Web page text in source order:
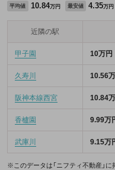
平均値 10.84万円 最安値 4.35万円
近隣の駅
甲子園 10万円
久寿川 10.56
阪神本線西宮 10.84
香櫨園 9.99万
武庫川 9.15万
※このデータは「ニフティ不動産」